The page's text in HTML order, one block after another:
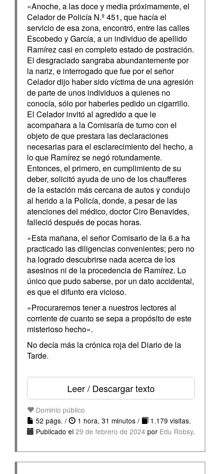
«Anoche, a las doce y media próximamente, el
Celador de Policía N.º 451, que hacía el
servicio de esa zona, encontró, entre las calles
Escobedo y García, a un individuo de apellido
Ramírez casi en completo estado de postración.
El desgraciado sangraba abundantemente por
la nariz, e interrogado que fue por el señor
Celador dijo haber sido víctima de una agresión
de parte de unos individuos a quienes no
conocía, sólo por haberles pedido un cigarrillo.
El Celador invitó al agredido a que le
acompañara a la Comisaría de turno con el
objeto de que prestara las declaraciones
necesarias para el esclarecimiento del hecho, a
lo que Ramírez se negó rotundamente.
Entonces, el primero, en cumplimiento de su
deber, solicitó ayuda de uno de los chaufferes
de la estación más cercana de autos y condujo
al herido a la Policía, donde, a pesar de las
atenciones del médico, doctor Ciro Benavides,
falleció después de pocas horas.
»Esta mañana, el señor Comisario de la 6.a ha
practicado las diligencias convenientes; pero no
ha logrado descubrirse nada acerca de los
asesinos ni de la procedencia de Ramírez. Lo
único que pudo saberse, por un dato accidental,
es que el difunto era vicioso.
»Procuraremos tener a nuestros lectores al
corriente de cuanto se sepa a propósito de este
misterioso hecho».
No decía más la crónica roja del Diario de la
Tarde.
Leer / Descargar texto
Dominio público
52 págs. /
1 hora, 31 minutos /
1.179 visitas.
Publicado el 29 de febrero de 2024 por Edu Robsy.